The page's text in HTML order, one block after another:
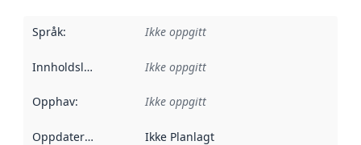
Språk: Ikke oppgitt
Innholdsleverandører :
Ikke oppgitt
Opphav: Ikke oppgitt
Oppdateringsfrekvens :
Ikke Planlagt